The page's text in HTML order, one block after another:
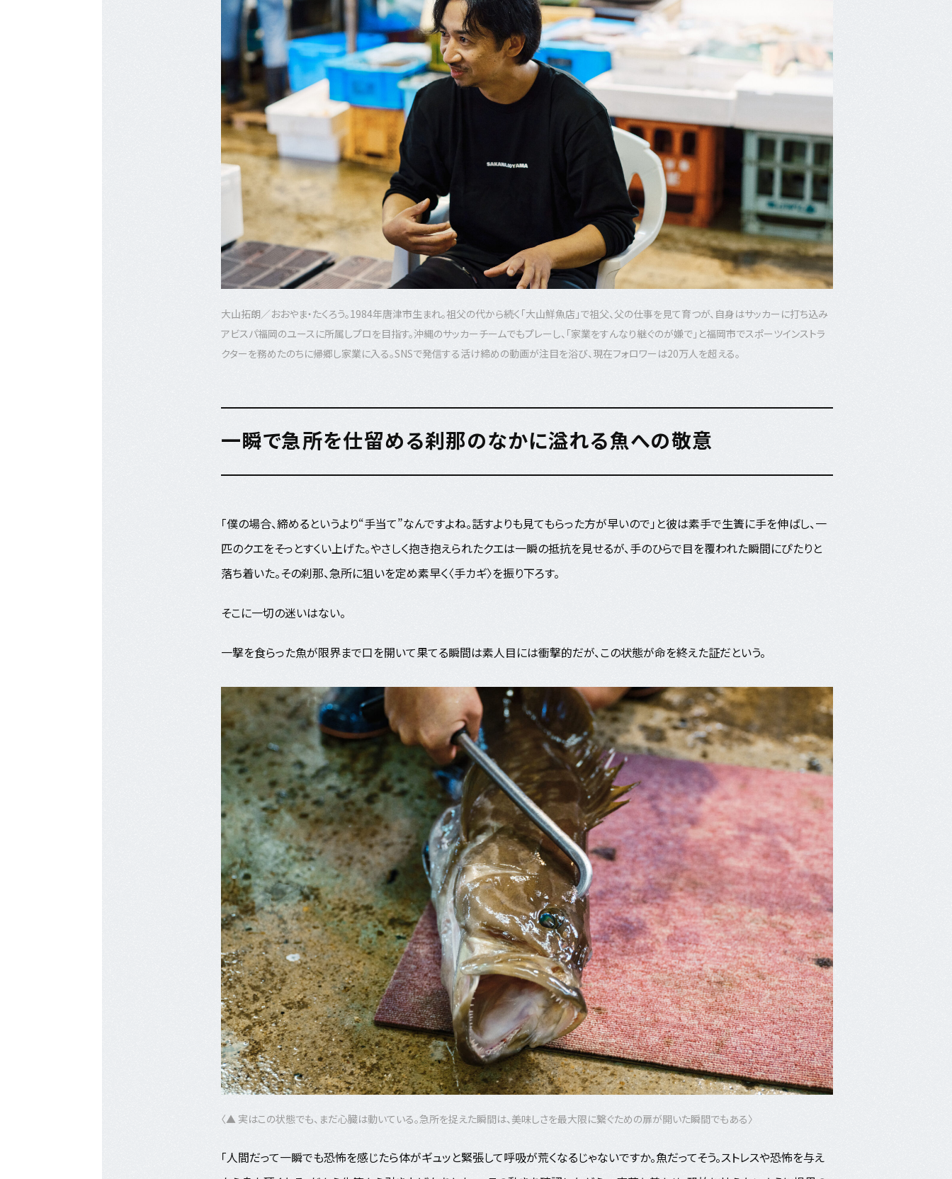
大山拓朗／おおやま・たくろう。1984年唐津市生まれ。祖父の代から続く「大山鮮魚店」で祖父、父の仕事を見て育つが、自身はサッカーに打ち込み
アビスパ福岡のユースに所属しプロを目指す。沖縄のサッカーチームでもプレーし、「家業をすんなり継ぐのが嫌で」と福岡市でスポーツインストラ
クターを務めたのちに帰郷し家業に入る。SNSで発信する活け締めの動画が注目を浴び、現在フォロワーは20万人を超える。
一瞬で急所を仕留める刹那のなかに溢れる魚への敬意
「僕の場合、締めるというより“手当て”なんですよね。話すよりも見てもらった方が早いので」と彼は素手で生簀に手を伸ばし、一
匹のクエをそっとすくい上げた。やさしく抱き抱えられたクエは一瞬の抵抗を見せるが、手のひらで目を覆われた瞬間にぴたりと
落ち着いた。その刹那、急所に狙いを定め素早く〈手カギ〉を振り下ろす。
そこに一切の迷いはない。
一撃を食らった魚が限界まで口を開いて果てる瞬間は素人目には衝撃的だが、この状態が命を終えた証だという。
〈▲ 実はこの状態でも、まだ心臓は動いている。急所を捉えた瞬間は、美味しさを最大限に繋ぐための扉が開いた瞬間でもある〉
「人間だって一瞬でも恐怖を感じたら体がギュッと緊張して呼吸が荒くなるじゃないですか。魚だってそう。ストレスや恐怖を与え